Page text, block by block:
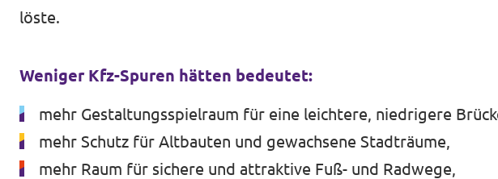
löste.
Weniger Kfz-Spuren hätten bedeutet:
mehr Gestaltungsspielraum für eine leichtere, niedrigere
mehr Schutz für Altbauten und gewachsene Stadträume,
mehr Raum für sichere und attraktive Fuß- und Radwege,